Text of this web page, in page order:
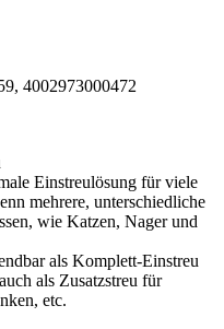
4002973000472
Einstreulösung für viele
mehrere, unterschiedliche
wie Katzen, Nager und
als Komplett-Einstreu
als Zusatzstreu für
etc.